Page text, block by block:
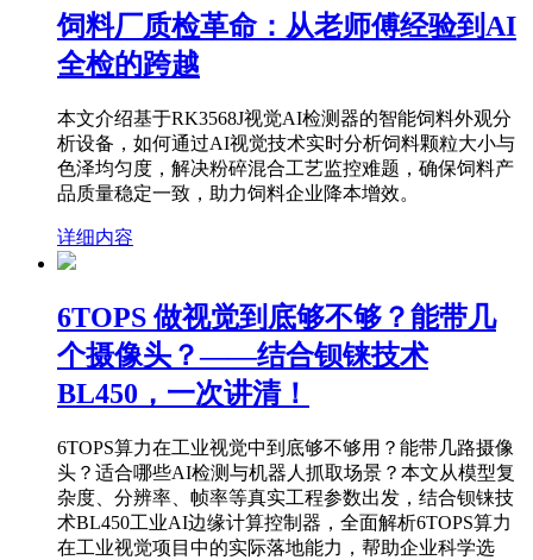
饲料厂质检革命：从老师傅经验到AI
全检的跨越
本文介绍基于RK3568J视觉AI检测器的智能饲料外观分
析设备，如何通过AI视觉技术实时分析饲料颗粒大小与
色泽均匀度，解决粉碎混合工艺监控难题，确保饲料产
品质量稳定一致，助力饲料企业降本增效。
详细内容
6TOPS 做视觉到底够不够？能带几
个摄像头？——结合钡铼技术
BL450，一次讲清！
6TOPS算力在工业视觉中到底够不够用？能带几路摄像
头？适合哪些AI检测与机器人抓取场景？本文从模型复
杂度、分辨率、帧率等真实工程参数出发，结合钡铼技
术BL450工业AI边缘计算控制器，全面解析6TOPS算力
在工业视觉项目中的实际落地能力，帮助企业科学选